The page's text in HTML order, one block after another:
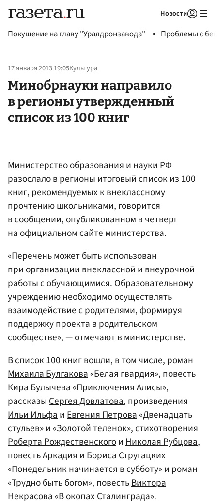
Новости
Покушение на главу "Уралдронзавода" Проблемы с
17 января 2013 19:05Культура
Минобрнауки направило
в регионы утвержденный
список из 100 книг
Министерство образования и науки РФ
разослало в регионы итоговый список из 100
книг, рекомендуемых к внеклассному
прочтению школьниками, говорится
в сообщении, опубликованном в четверг
на официальном сайте министерства.
«Перечень может быть использован
при организации внеклассной и внеурочной
работы с обучающимися. Образовательному
учреждению необходимо осуществлять
взаимодействие с родителями, формируя
поддержку проекта в родительском
сообществе», — отмечают в министерстве.
В список 100 книг вошли, в том числе, роман
Михаила Булгакова«Белая гвардия», повесть
Кира Булычева«Приключения Алисы»,
рассказыСергея Довлатова, произведения
Ильи ИльфаиЕвгения Петрова«Двенадцать
стульев» и «Золотой теленок», стихотворения
Роберта РождественскогоиНиколая Рубцова,
повестьАркадияиБориса Стругацких
«Понедельник начинается в субботу» и роман
«Трудно быть богом», повестьВиктора
Некрасова«В окопах Сталинграда».